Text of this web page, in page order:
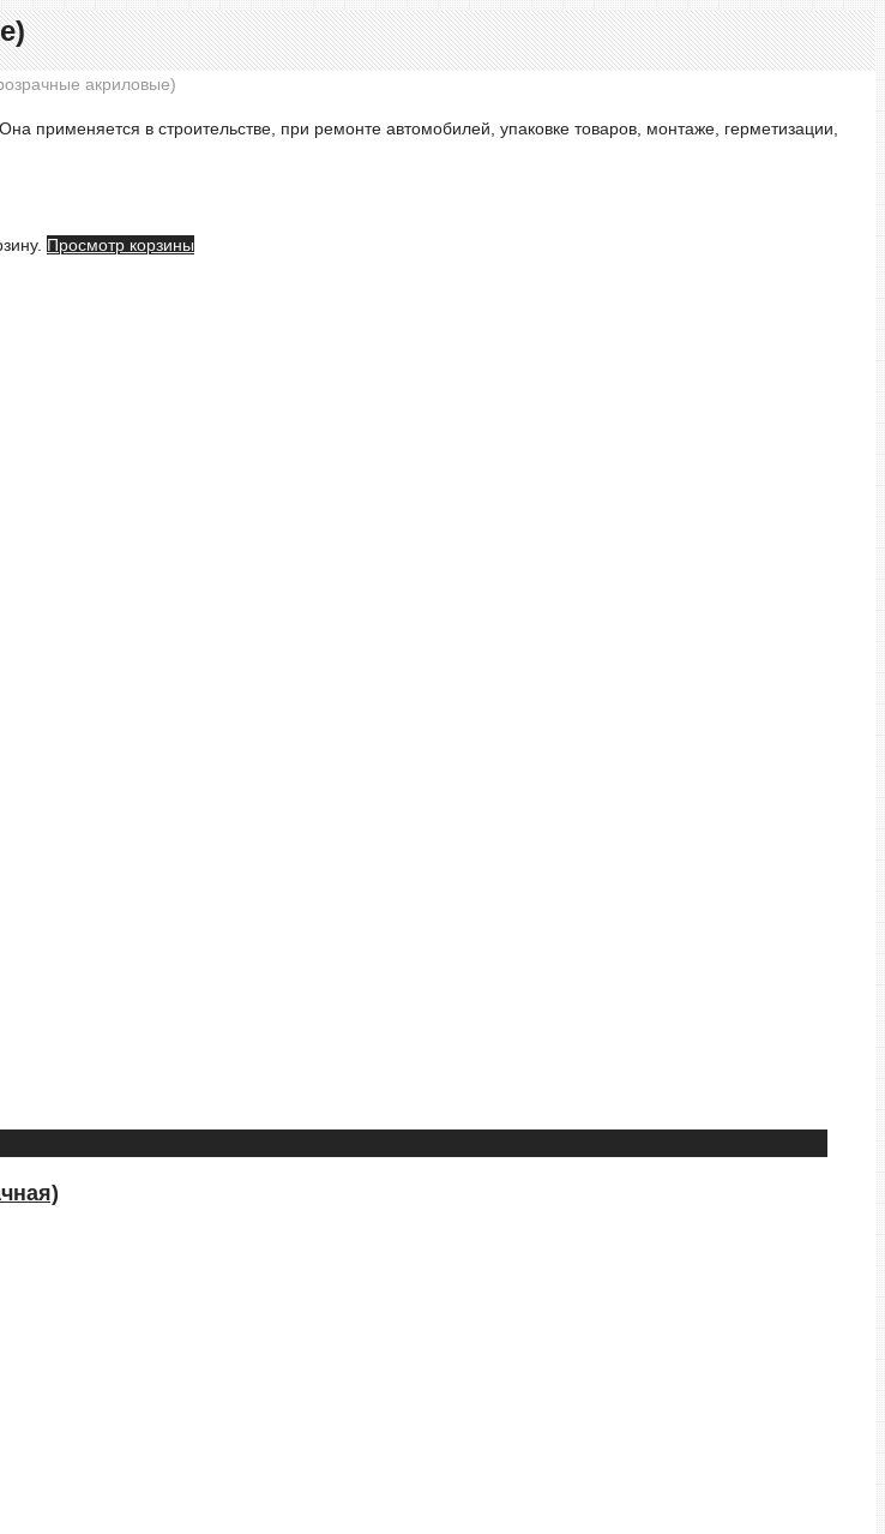
акриловые)
применяется в строительстве, при ремонте автомобилей, упаковке товаров, монтаже, герметизации,
Просмотр корзины